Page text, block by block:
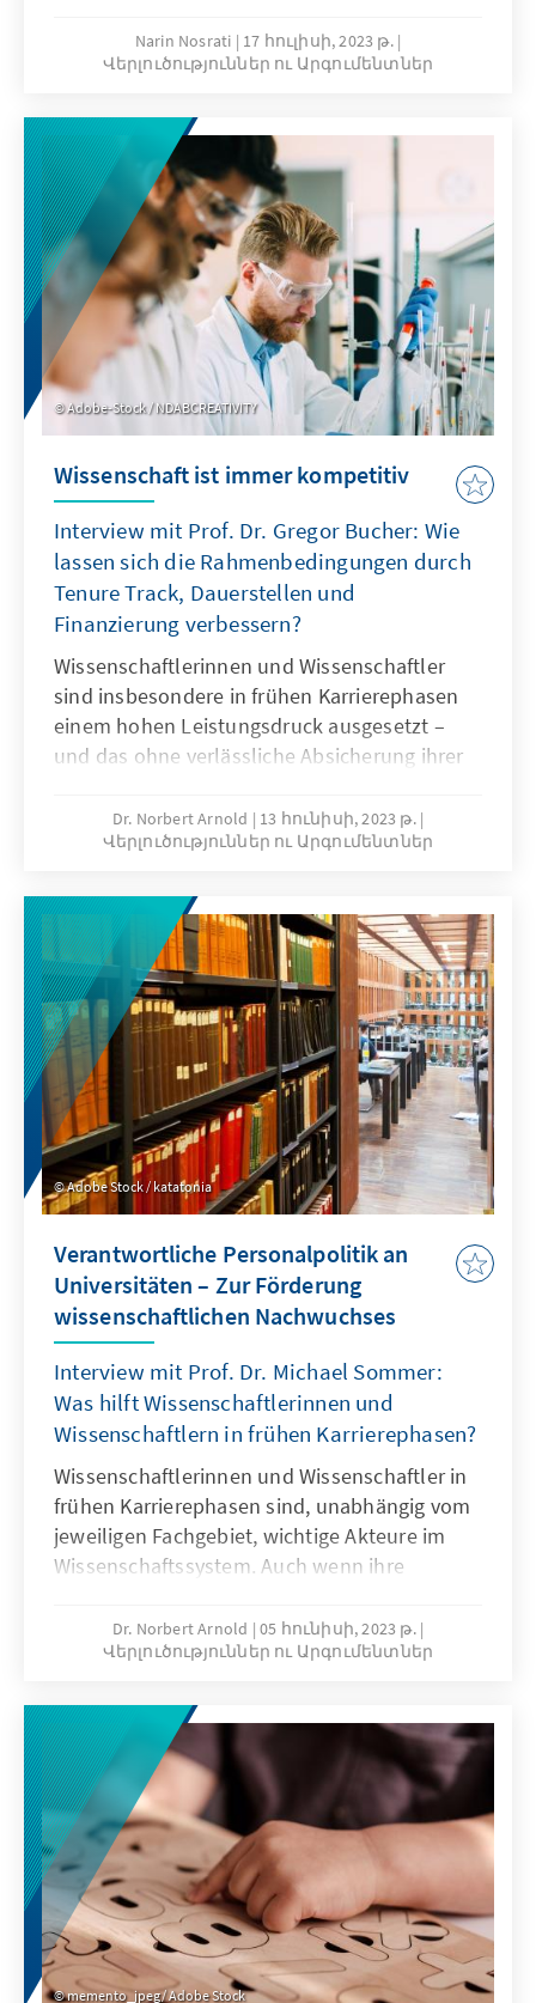
basiert. Er untersucht eine Reihe von
Entscheidungen nationaler Höchstgerichte
insbesondere die Rolle des
Bundesverfassungsgerichts (BVerfG).
Narin Nosrati
17 հուլիսի, 2023 թ.
Վերլուծություններ ու Արգումենտներ
Adobe-Stock / NDABCREATIVITY
Wissenschaft ist immer kompetitiv
Interview mit Prof. Dr. Gregor Bucher: Wie
lassen sich die Rahmenbedingungen durch
Tenure Track, Dauerstellen und
Finanzierung verbessern?
Wissenschaftlerinnen und Wissenschaftler
sind insbesondere in frühen Karrierephasen
einem hohen Leistungsdruck ausgesetzt –
und das ohne verlässliche Absicherung ihrer
bessere Rahmenbedingungen und
Planungsperspektiven. Diese liegen im
Wissenschaftlerinnen und Wissenschaftler,
aber auch im Interesse der
Forschungseinrichtungen. Dennoch muss
allen bewusst sein, dass eine Tätigkeit in der
Forschung immer mit einem hohen
Wettbewerbsdruck verbunden bleibt, der
Leistungsbereitschaft und „Risikoaffinität“
voraussetzt.
Dr. Norbert Arnold
13 հունիսի, 2023 թ.
Վերլուծություններ ու Արգումենտներ
Adobe Stock / katatonia
Verantwortliche Personalpolitik an
Universitäten – Zur Förderung
wissenschaftlichen Nachwuchses
Interview mit Prof. Dr. Michael Sommer:
Was hilft Wissenschaftlerinnen und
Wissenschaftlern in frühen Karrierephasen?
Wissenschaftlerinnen und Wissenschaftler in
frühen Karrierephasen sind, unabhängig vom
jeweiligen Fachgebiet, wichtige Akteure im
Wissenschaftssystem. Auch wenn ihre
Forschung grundsätzlich mit Unwägbarkeiten
verbunden sind und eine hohe Risikotoleranz
danach zu streben, die Arbeitsbedingungen
und die Perspektiven immer weiter zu
verbessern. Dies kommt den Bedürfnissen der
Forschenden und gleichzeitig den Interessen
der Universitäten an wissenschaftlicher
Exzellenz zugute.
Dr. Norbert Arnold
05 հունիսի, 2023 թ.
Վերլուծություններ ու Արգումենտներ
memento_jpeg/ Adobe Stock